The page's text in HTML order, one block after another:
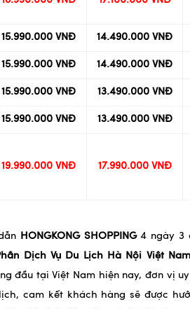
15.990.000 VNĐ 14.490.000 VNĐ
15.990.000 VNĐ 14.490.000 VNĐ
15.990.000 VNĐ 13.490.000 VNĐ
HONGKONG SHOPPING4 ngày 3
Dịch Vụ Du Lịch Hà Nội Việt
đầu tại Việt Nam hiện nay, đơn vị